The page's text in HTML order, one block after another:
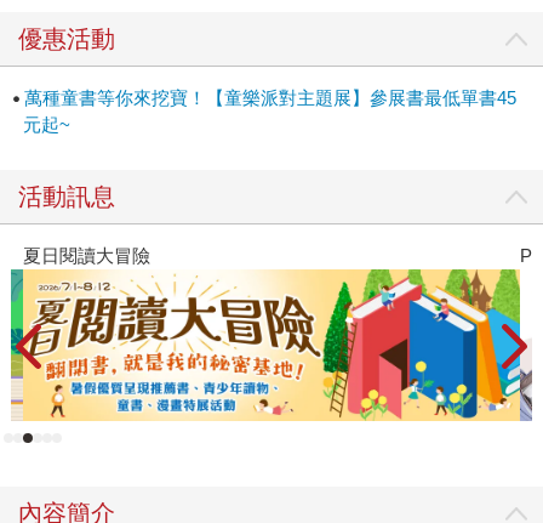
優惠活動
萬種童書等你來挖寶！【童樂派對主題展】參展書最低單書45
元起~
活動訊息
PUGO噗果聰明書包開學季預購優惠
內容簡介